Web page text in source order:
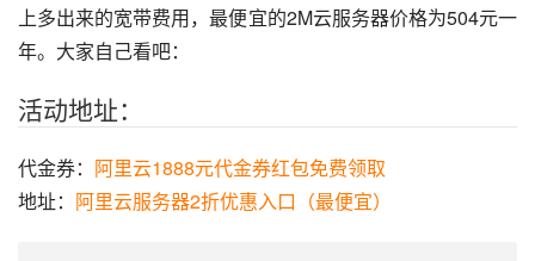
上多出来的宽带费用，最便宜的2M云服务器价格为504元一
年。大家自己看吧：
活动地址：
代金券： 阿里云1888元代金券红包免费领取
地址： 阿里云服务器2折优惠入口（最便宜）